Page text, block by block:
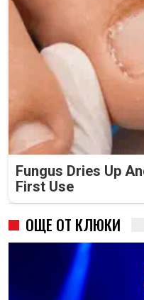
Fungus Dries Up
First Use
ОЩЕ ОТ КЛЮКИ